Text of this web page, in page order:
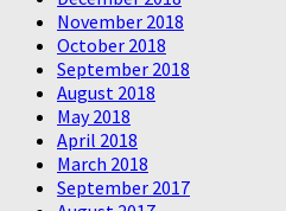
November 2018
October 2018
September 2018
August 2018
May 2018
April 2018
March 2018
September 2017